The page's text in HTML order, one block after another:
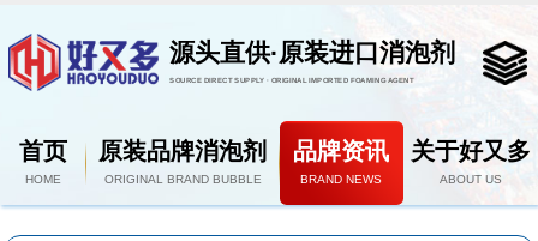
源头直供·原装进口消泡剂
SOURCE DIRECT SUPPLY · ORIGINAL IMPORTED FOAMING AGENT
首页
HOME
原装品牌消泡剂
ORIGINAL BRAND BUBBLE
品牌资讯
BRAND NEWS
关于好又多
ABOUT US